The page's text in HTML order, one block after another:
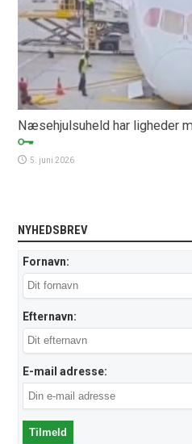
Næsehjulsuheld har ligheder
5. juni 2026
NYHEDSBREV
Fornavn:
Efternavn:
E-mail adresse: